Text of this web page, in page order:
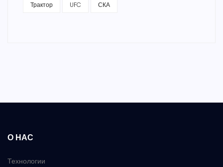
Трактор UFC СКА
О НАС
Технологии